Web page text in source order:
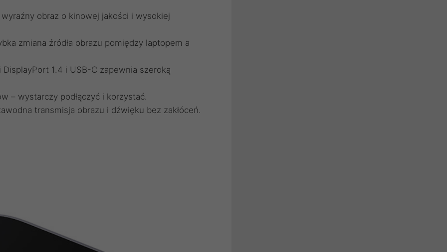
obraz o kinowej jakości i wysokiej
zmiana źródła obrazu pomiędzy laptopem a
1.4 i USB-C zapewnia szeroką
– wystarczy podłączyć i korzystać.
transmisja obrazu i dźwięku bez zakłóceń.